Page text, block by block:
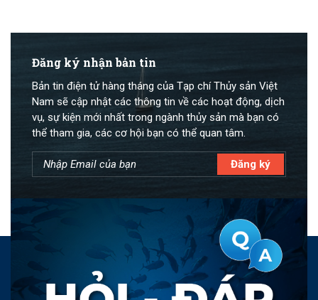
Đăng ký nhận bản tin
Bản tin điện tử hàng tháng của Tạp chí Thủy sản Việt
Nam sẽ cập nhật các thông tin về các hoạt động, dịch
vụ, sự kiện mới nhất trong ngành thủy sản mà bạn có
thể tham gia, các cơ hội bạn có thể quan tâm.